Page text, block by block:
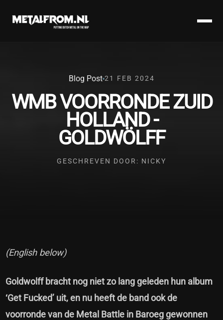
Blog Post 21 FEB 2024
WMB VOORRONDE ZUID
HOLLAND -
GOLDWÖLFF
GESCHREVEN DOOR: NICKY
(English below)
Goldwolff bracht nog niet zo lang geleden hun album
‘Get Fucked’ uit, en nu heeft de band ook de
voorronde van de Metal Battle in Baroeg gewonnen